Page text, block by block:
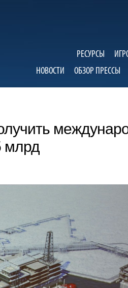
РЕСУРСЫ
НОВОСТИ
ОБЗОР ПРЕССЫ
млрд